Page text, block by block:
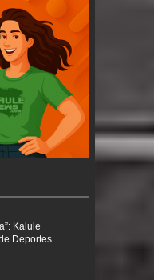
Kalule
Deportes